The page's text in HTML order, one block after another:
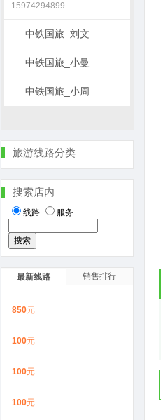
15974294899
中铁国旅_刘文
中铁国旅_小曼
中铁国旅_小周
旅游线路分类
搜索店内
线路 服务
最新线路 销售排行
850元
100元
100元
100元